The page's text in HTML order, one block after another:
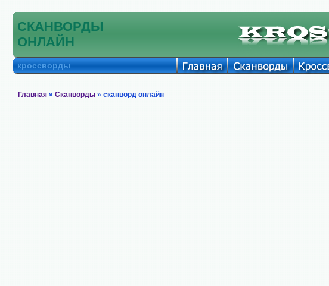
СКАНВОРДЫ
ОНЛАЙН
кроссворды
Главная » Сканворды » сканворд онлайн